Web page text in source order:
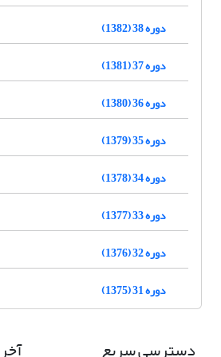
دوره 38 (1382)
دوره 37 (1381)
دوره 36 (1380)
دوره 35 (1379)
دوره 34 (1378)
دوره 33 (1377)
دوره 32 (1376)
دوره 31 (1375)
دسترسی سریع